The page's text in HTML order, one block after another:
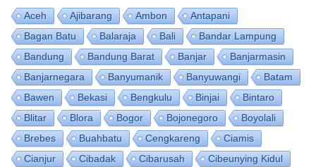
Aceh Ajibarang Ambon
Antapani
Bagan Batu
Balaraja Bali
Bandar Lampung
Bandung
Bandung Barat Banjar
Banjarmasin
Banjarnegara
Banyumanik Banyuwangi
Batam
Bawen
Bekasi Bengkulu Binjai
Bintaro
Blitar
Blora Bogor Bojonegoro
Boyolali
Brebes
Buahbatu Cengkareng
Ciamis
Cianjur
Cibadak Cibarusah
Cibeunying Kidul